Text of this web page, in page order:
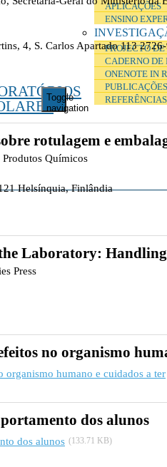
Toggle
navigation
APLICAÇÕES
ENSINO
PROJECTO
CADERNO DE
ONENOTE IN
PUBLICAÇÕES
REFERÊNCIAS
4, S. Carlos Apartado 113
rotulagem e
Químicos
Helsínquia, Finlândia
Laboratory:
Press
no organismo
organismo humano e cuidados a ter
dos alunos
dos alunos (133.71 KB)